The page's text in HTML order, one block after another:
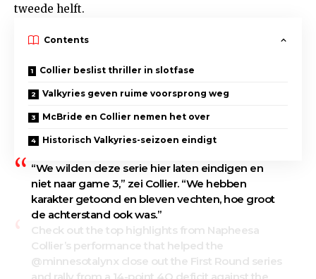
tweede helft.
Contents
Collier beslist thriller in slotfase
Valkyries geven ruime voorsprong weg
McBride en Collier nemen het over
Historisch Valkyries-seizoen eindigt
“We wilden deze serie hier laten eindigen en
niet naar game 3,” zei Collier. “We hebben
karakter getoond en bleven vechten, hoe groot
de achterstand ook was.”
Check out the top highlights from Napheesa
Collier’s performance that helped the
@minnesotalynx close out the First Round series